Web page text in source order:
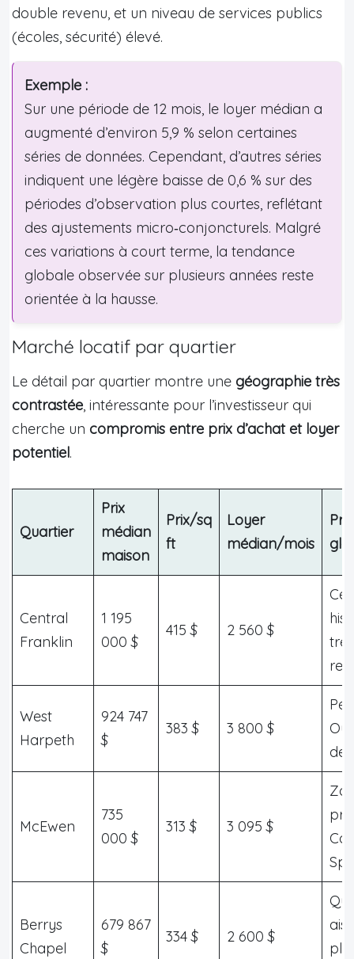
double revenu, et un niveau de services publics
(écoles, sécurité) élevé.
Exemple :
Sur une période de 12 mois, le loyer médian a
augmenté d’environ 5,9 % selon certaines
séries de données. Cependant, d’autres séries
indiquent une légère baisse de 0,6 % sur des
périodes d’observation plus courtes, reflétant
des ajustements micro‑conjoncturels. Malgré
ces variations à court terme, la tendance
globale observée sur plusieurs années reste
orientée à la hausse.
Marché locatif par quartier
Le détail par quartier montre une géographie très
contrastée, intéressante pour l’investisseur qui
cherche un compromis entre prix d’achat et loyer
potentiel.
Quartier
Prix
médian
maison
Prix/sq
ft
Loyer
médian/mois
Central
Franklin
1 195
000 $
415 $ 2 560 $
très
West
Harpeth
924 747
$
383 $ 3 800 $
de
McEwen
735
000 $
313 $ 3 095 $
Berrys
Chapel
679 867
$
334 $ 2 600 $